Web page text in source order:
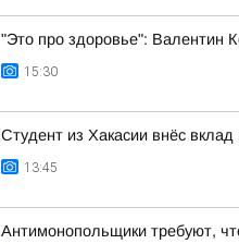
"Это про здоровье": Валентин
15:30
Студент из Хакасии внёс
13:45
Антимонопольщики требуют,